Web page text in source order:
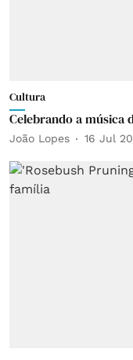
Cultura
Celebrando a música
João Lopes 16 Jul